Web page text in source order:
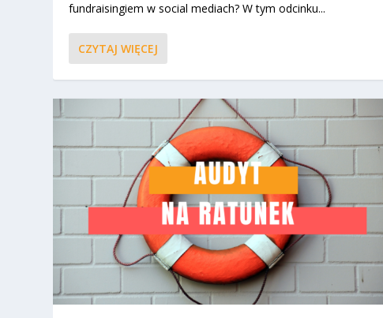
fundraisingiem w social mediach? W tym odcinku...
CZYTAJ WIĘCEJ